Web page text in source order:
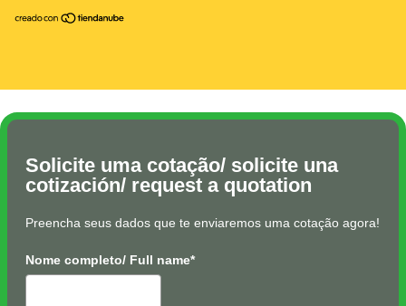
Solicite uma cotação/ solicite una
cotización/ request a quotation
Preencha seus dados que te enviaremos uma cotação agora!
Nome completo/ Full name*